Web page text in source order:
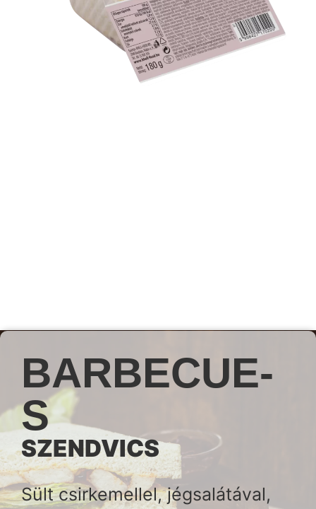
BARBECUE-
S
SZENDVICS
Sült csirkemellel, jégsalátával,